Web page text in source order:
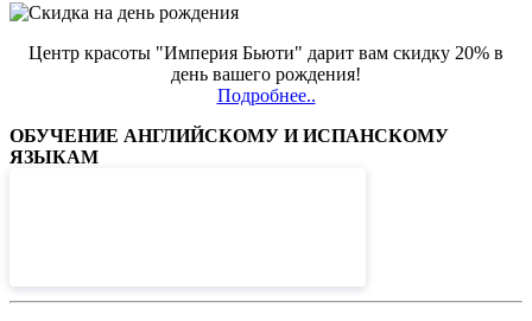
Центр красоты "Империя Бьюти" дарит вам скидку 20% в
день вашего рождения!
Подробнее..
ОБУЧЕНИЕ АНГЛИЙСКОМУ И ИСПАНСКОМУ
ЯЗЫКАМ